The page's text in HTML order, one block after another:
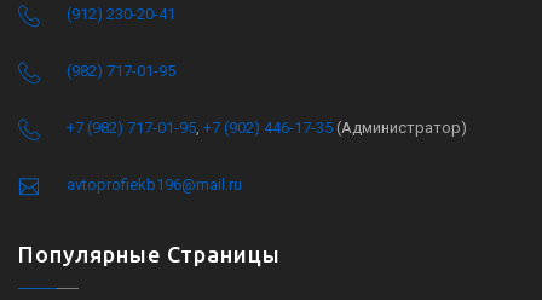
(912) 230-20-41
(982) 717-01-95
+7 (982) 717-01-95, +7 (902) 446-17-35 (Администратор)
avtoprofiekb196@mail.ru
Популярные Страницы